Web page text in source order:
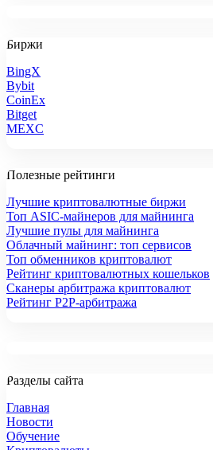
Биржи
BingX
Bybit
CoinEx
Bitget
MEXC
Полезные рейтинги
Лучшие криптовалютные биржи
Топ ASIC-майнеров для майнинга
Лучшие пулы для майнинга
Облачный майнинг: топ сервисов
Топ обменников криптовалют
Рейтинг криптовалютных кошельков
Сканеры арбитража криптовалют
Рейтинг P2P-арбитража
Разделы сайта
Главная
Новости
Обучение